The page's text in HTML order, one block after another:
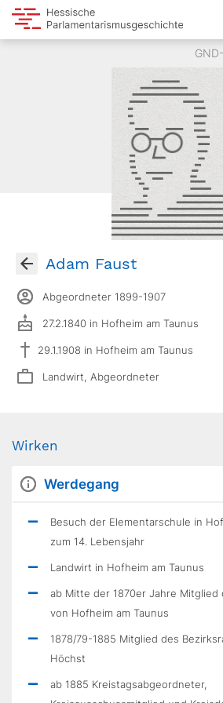
Adam Faust
Abgeordneter 1899-1907
27.2.1840 in Hofheim am Taunus
29.1.1908 in Hofheim am Taunus
Landwirt, Abgeordneter
Wirken
Werdegang
Besuch der Elementarschule in
zum 14. Lebensjahr
Landwirt in Hofheim am Taunus
ab Mitte der 1870er Jahre Mitglied
von Hofheim am Taunus
1878/79-1885 Mitglied des
Höchst
ab 1885 Kreistagsabgeordneter,